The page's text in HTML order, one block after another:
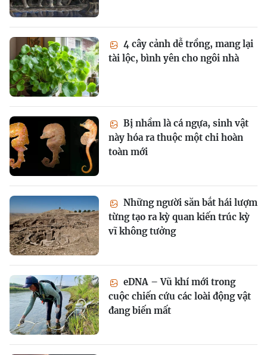
4 cây cảnh dễ trồng, mang lại
tài lộc, bình yên cho ngôi nhà
Bị nhầm là cá ngựa, sinh vật
này hóa ra thuộc một chi hoàn
toàn mới
Những người săn bắt hái lượm
từng tạo ra kỳ quan kiến trúc kỳ
vĩ không tưởng
eDNA – Vũ khí mới trong
cuộc chiến cứu các loài động vật
đang biến mất